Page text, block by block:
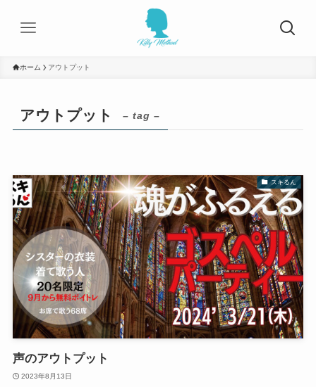
ホーム アウトプット
アウトプット – tag –
スキるん
声のアウトプット
2023年8月13日